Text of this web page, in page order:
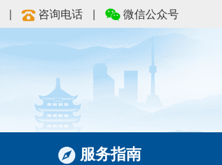
| 咨询电话 | 微信公众号
服务指南